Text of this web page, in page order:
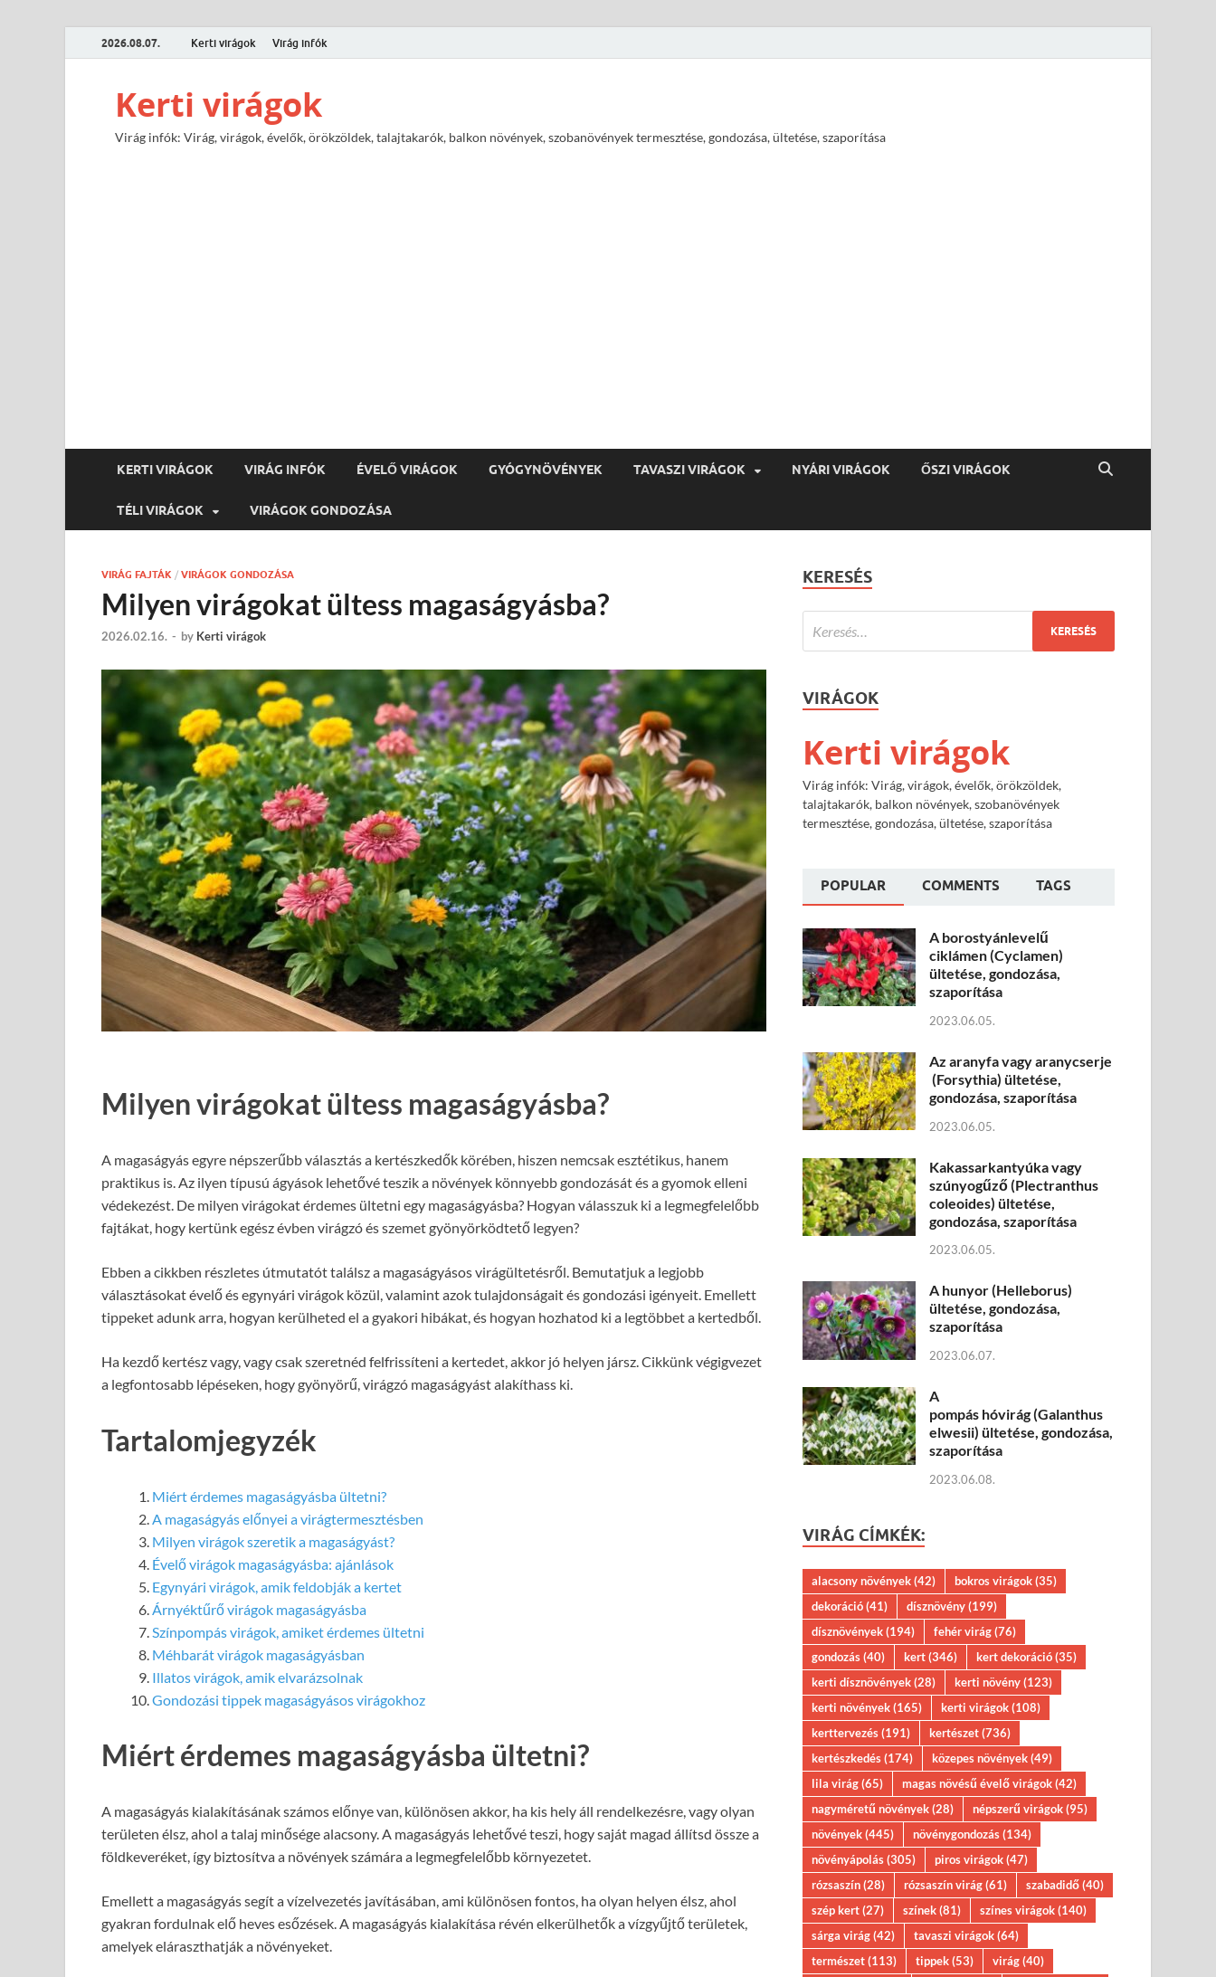
2026.08.07. Kerti virágok Virág infók
Kerti virágok
Virág infók: Virág, virágok, évelők, örökzöldek, talajtakarók, balkon növények, szobanövények termesztése, gondozása, ültetése, szaporítása
KERTI VIRÁGOK VIRÁG INFÓK ÉVELŐ VIRÁGOK GYÓGYNÖVÉNYEK TAVASZI VIRÁGOK NYÁRI VIRÁGOK ŐSZI VIRÁGOK
TÉLI VIRÁGOK VIRÁGOK GONDOZÁSA
VIRÁG FAJTÁK / VIRÁGOK GONDOZÁSA
Milyen virágokat ültess magaságyásba?
2026.02.16. - by Kerti virágok
Milyen virágokat ültess magaságyásba?
A magaságyás egyre népszerűbb választás a kertészkedők körében, hiszen nemcsak esztétikus, hanem
praktikus is. Az ilyen típusú ágyások lehetővé teszik a növények könnyebb gondozását és a gyomok elleni
védekezést. De milyen virágokat érdemes ültetni egy magaságyásba? Hogyan válasszuk ki a legmegfelelőbb
fajtákat, hogy kertünk egész évben virágzó és szemet gyönyörködtető legyen?
Ebben a cikkben részletes útmutatót találsz a magaságyásos virágültetésről. Bemutatjuk a legjobb
választásokat évelő és egynyári virágok közül, valamint azok tulajdonságait és gondozási igényeit. Emellett
tippeket adunk arra, hogyan kerülheted el a gyakori hibákat, és hogyan hozhatod ki a legtöbbet a kertedből.
Ha kezdő kertész vagy, vagy csak szeretnéd felfrissíteni a kertedet, akkor jó helyen jársz. Cikkünk végigvezet
a legfontosabb lépéseken, hogy gyönyörű, virágzó magaságyást alakíthass ki.
Tartalomjegyzék
Miért érdemes magaságyásba ültetni?
A magaságyás előnyei a virágtermesztésben
Milyen virágok szeretik a magaságyást?
Évelő virágok magaságyásba: ajánlások
Egynyári virágok, amik feldobják a kertet
Árnyéktűrő virágok magaságyásba
Színpompás virágok, amiket érdemes ültetni
Méhbarát virágok magaságyásban
Illatos virágok, amik elvarázsolnak
Gondozási tippek magaságyásos virágokhoz
Miért érdemes magaságyásba ültetni?
A magaságyás kialakításának számos előnye van, különösen akkor, ha kis hely áll rendelkezésre, vagy olyan
területen élsz, ahol a talaj minősége alacsony. A magaságyás lehetővé teszi, hogy saját magad állítsd össze a
földkeveréket, így biztosítva a növények számára a legmegfelelőbb környezetet.
Emellett a magaságyás segít a vízelvezetés javításában, ami különösen fontos, ha olyan helyen élsz, ahol
gyakran fordulnak elő heves esőzések. A magaságyás kialakítása révén elkerülhetők a vízgyűjtő területek,
amelyek eláraszthatják a növényeket.
KERESÉS
VIRÁGOK
Kerti virágok
Virág infók: Virág, virágok, évelők, örökzöldek,
talajtakarók, balkon növények, szobanövények
termesztése, gondozása, ültetése, szaporítása
POPULAR COMMENTS TAGS
A borostyánlevelű
ciklámen (Cyclamen)
ültetése, gondozása,
szaporítása
2023.06.05.
Az aranyfa vagy aranycserje
(Forsythia) ültetése,
gondozása, szaporítása
2023.06.05.
Kakassarkantyúka vagy
szúnyogűző (Plectranthus
coleoides) ültetése,
gondozása, szaporítása
2023.06.05.
A hunyor (Helleborus)
ültetése, gondozása,
szaporítása
2023.06.07.
A
pompás hóvirág (Galanthus
elwesii) ültetése, gondozása,
szaporítása
2023.06.08.
VIRÁG CÍMKÉK:
alacsony növények(42) bokros virágok(35)
dekoráció(41) dísznövény(199)
dísznövények(194) fehér virág(76)
gondozás(40) kert(346) kert dekoráció(35)
kerti dísznövények(28) kerti növény(123)
kerti növények(165) kerti virágok(108)
kerttervezés(191) kertészet(736)
kertészkedés(174) közepes növények(49)
lila virág(65) magas növésű évelő virágok(42)
nagyméretű növények(28) népszerű virágok(95)
növények(445) növénygondozás(134)
növényápolás(305) piros virágok(47)
rózsaszín(28) rózsaszín virág(61) szabadidő(40)
szép kert(27) színek(81) színes virágok(140)
sárga virág(42) tavaszi virágok(64)
természet(113) tippek(53) virág(40)